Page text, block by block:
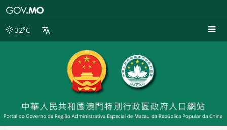
別
32°C